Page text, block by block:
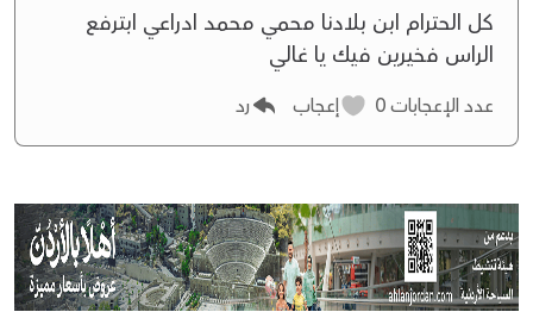
كل الحترام ابن بلادنا محمي محمد ادراعي ابترفع
الراس فخيرين فيك يا غالي
عدد الإعجابات إعجاب رد